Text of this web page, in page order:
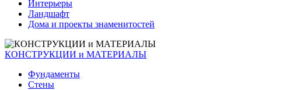
Интерьеры
Ландшафт
Дома и проекты знаменитостей
КОНСТРУКЦИИ и МАТЕРИАЛЫ
Фундаменты
Стены